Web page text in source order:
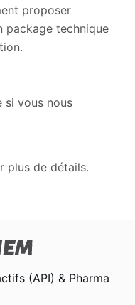
proposer
package technique
si vous nous
plus de détails.
(API) & Pharma